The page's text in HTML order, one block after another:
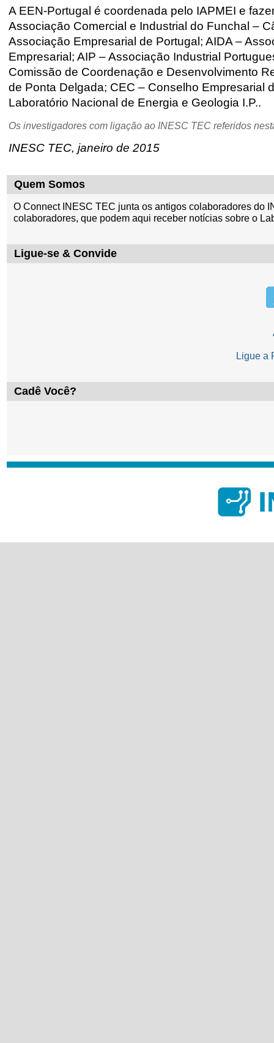
A EEN-Portugal é coordenada pelo IAPMEI e
Associação Comercial e Industrial do Funchal –
Associação Empresarial de Portugal; AIDA –
Empresarial; AIP – Associação Industrial
Comissão de Coordenação e Desenvolvimento
de Ponta Delgada; CEC – Conselho Empresarial
Laboratório Nacional de Energia e Geologia I.P..
Os investigadores com ligação ao INESC TEC referidos
INESC TEC, janeiro de 2015
Quem Somos
O Connect INESC TEC junta os antigos colaboradores do
colaboradores, que podem aqui receber notícias sobre o
Ligue-se & Convide
Ligue a
Cadê Você?